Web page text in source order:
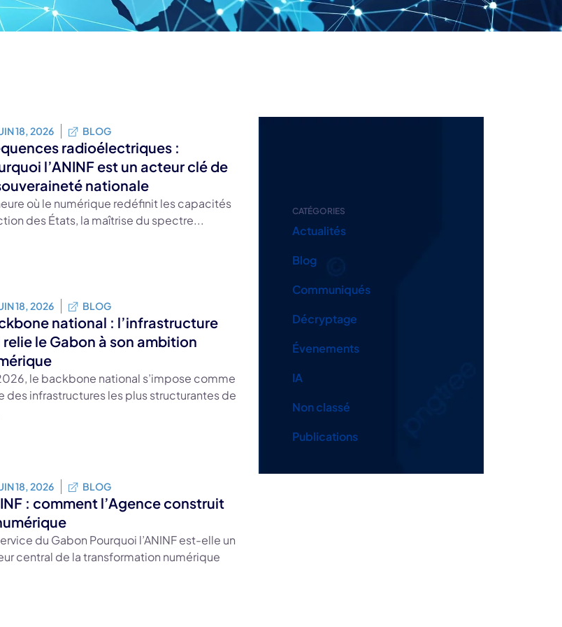
18, 2026 BLOG
radioélectriques :
l’ANINF est un acteur clé de
nationale
où le numérique redéfinit les capacités
des États, la maîtrise du spectre...
18, 2026 BLOG
national : l’infrastructure
relie le Gabon à son ambition
le backbone national s’impose comme
des infrastructures les plus structurantes de
18, 2026 BLOG
: comment l’Agence construit
du Gabon Pourquoi l’ANINF est-elle un
central de la transformation numérique
CATÉGORIES
Actualités
Blog
Communiqués
Décryptage
Évenements
IA
Non classé
Publications